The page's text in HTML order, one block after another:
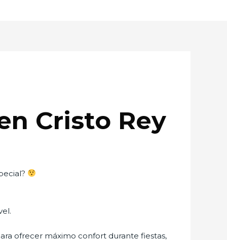
Cristo Rey
ofrecer máximo confort durante fiestas,